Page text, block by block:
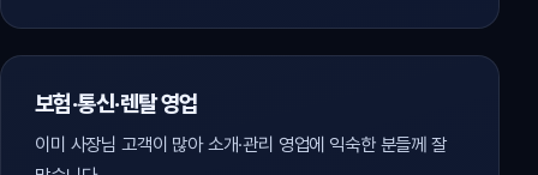
보험·통신·렌탈 영업
이미 사장님 고객이 많아 소개·관리 영업에 익숙한 분들께 잘